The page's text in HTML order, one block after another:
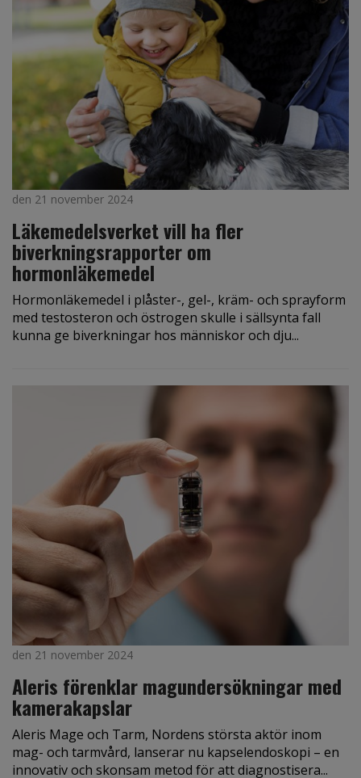
den 21 november 2024
Läkemedelsverket vill ha fler
biverkningsrapporter om
hormonläkemedel
Hormonläkemedel i plåster-, gel-, kräm- och sprayform
med testosteron och östrogen skulle i sällsynta fall
kunna ge biverkningar hos människor och dju...
den 21 november 2024
Aleris förenklar magundersökningar med
kamerakapslar
Aleris Mage och Tarm, Nordens största aktör inom
mag- och tarmvård, lanserar nu kapselendoskopi – en
innovativ och skonsam metod för att diagnostisera...